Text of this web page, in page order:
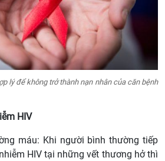
lý để không trở thành nạn nhân của căn bệnh
HIV
máu: Khi người bình thường tiếp
HIV tại những vết thương hở thì